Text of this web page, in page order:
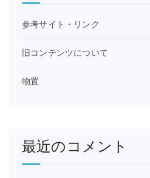
参考サイト・リンク
旧コンテンツについて
物置
最近のコメント